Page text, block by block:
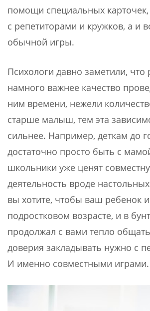
помощи специальных карточек,
с репетиторами и кружков, а и
обычной игры.
Психологи давно заметили, что
намного важнее качество
ним времени, нежели
старше малыш, тем эта
сильнее. Например, деткам до
достаточно просто быть с
школьники уже ценят
деятельность вроде
вы хотите, чтобы ваш ребенок
подростковом возрасте, и в
продолжал с вами тепло
доверия закладывать нужно с
И именно совместными играми.